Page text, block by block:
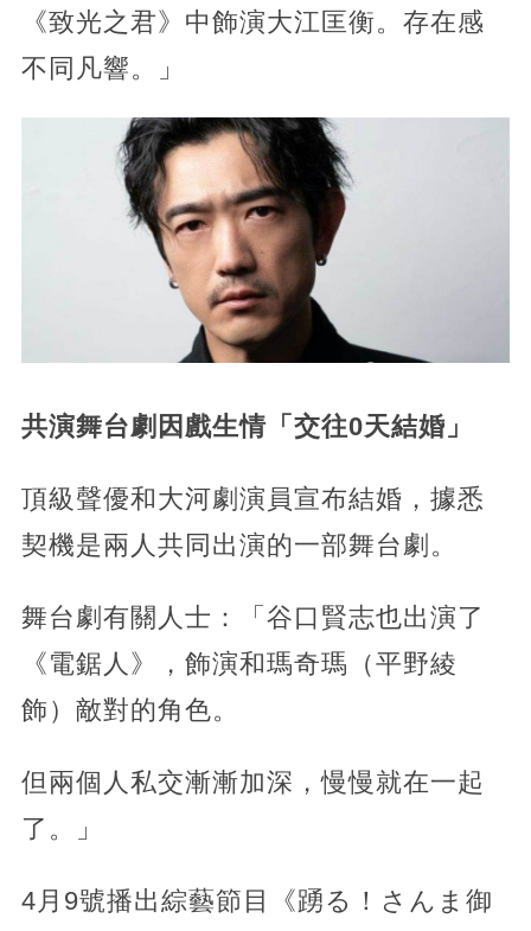
《致光之君》中飾演大江匡衡。存在感
不同凡響。」
共演舞台劇因戲生情「交往0天結婚」
頂級聲優和大河劇演員宣布結婚，據悉
契機是兩人共同出演的一部舞台劇。
舞台劇有關人士：「谷口賢志也出演了
《電鋸人》，飾演和瑪奇瑪（平野綾
飾）敵對的角色。
但兩個人私交漸漸加深，慢慢就在一起
了。」
4月9號播出綜藝節目《踴る！さんま御